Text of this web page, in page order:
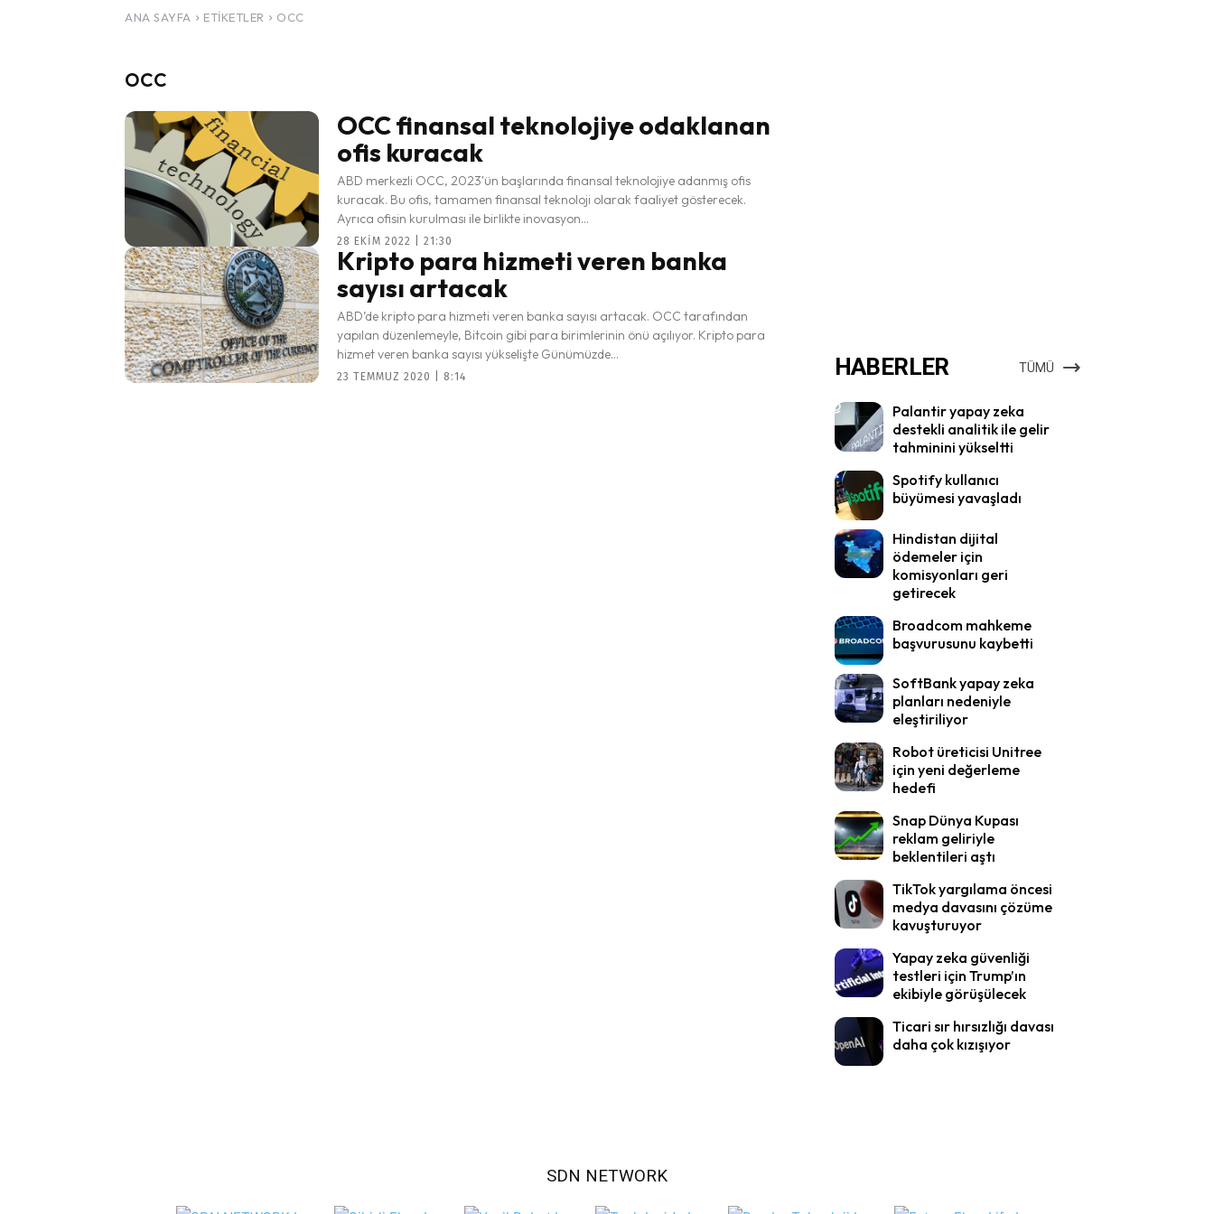
ANA SAYFA ETIKETLER OCC
occ
OCC finansal teknolojiye odaklanan
ofis kuracak
ABD merkezli OCC, 2023'ün başlarında finansal teknolojiye adanmış ofis
kuracak. Bu ofis, tamamen finansal teknoloji olarak faaliyet gösterecek.
Ayrıca ofisin kurulması ile birlikte inovasyon...
28 EKIM 2022 | 21:30
Kripto para hizmeti veren banka
sayısı artacak
ABD’de kripto para hizmeti veren banka sayısı artacak. OCC tarafından
yapılan düzenlemeyle, Bitcoin gibi para birimlerinin önü açılıyor. Kripto para
hizmet veren banka sayısı yükselişte Günümüzde...
23 TEMMUZ 2020 | 8:14 HABERLER TÜMÜ
Palantir yapay zeka
destekli analitik ile gelir
tahminini yükseltti
Spotify kullanıcı
büyümesi yavaşladı
Hindistan dijital
ödemeler için
komisyonları geri
getirecek
Broadcom mahkeme
başvurusunu kaybetti
SoftBank yapay zeka
planları nedeniyle
eleştiriliyor
Robot üreticisi Unitree
için yeni değerleme
hedefi
Snap Dünya Kupası
reklam geliriyle
beklentileri aştı
TikTok yargılama öncesi
medya davasını çözüme
kavuşturuyor
Yapay zeka güvenliği
testleri için Trump’ın
ekibiyle görüşülecek
Ticari sır hırsızlığı davası
daha çok kızışıyor
SDN NETWORK